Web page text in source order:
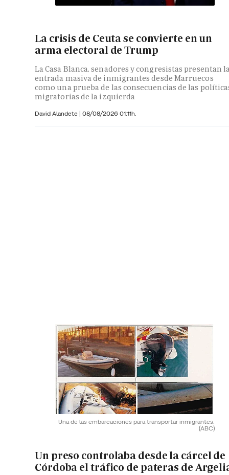
La crisis de Ceuta se convierte en un
arma electoral de Trump
La Casa Blanca, senadores y congresistas presentan
entrada masiva de inmigrantes desde Marruecos
como una prueba de las consecuencias de las
migratorias de la izquierda
David Alandete | 08/08/2026 01:11h.
Una de las embarcaciones para transportar inmigrantes.
(ABC)
Un preso controlaba desde la cárcel de
Córdoba el tráfico de pateras de